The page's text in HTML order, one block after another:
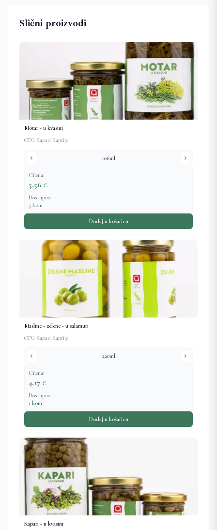
Slični proizvodi
Motar - u kvasini
OPG Kapari Kaprije
chevron_left 106ml chevron_right
Cijena:
5,56 €
Dostupno:
5 kom
Dodaj u košaricu
Masline - zelene - u salamuri
OPG Kapari Kaprije
chevron_left 220ml chevron_right
Cijena:
4,17 €
Dostupno:
1 kom
Dodaj u košaricu
Kapari - u kvasini